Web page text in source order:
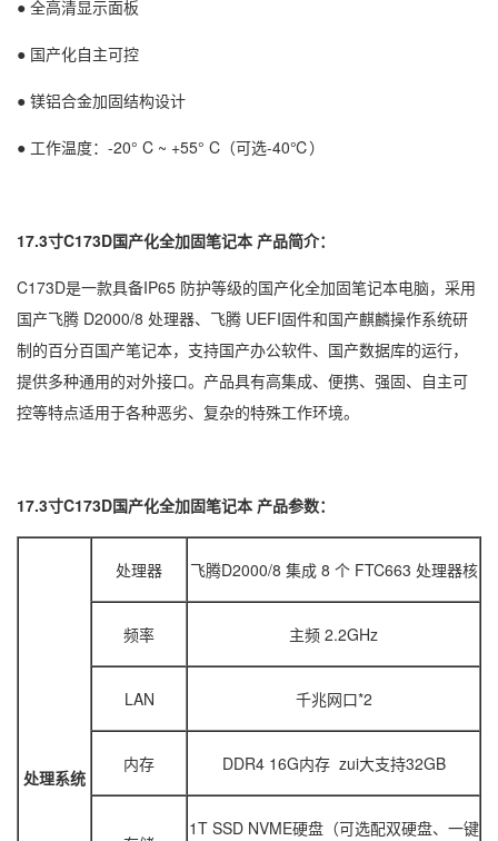
● 全高清显示面板
● 国产化自主可控
● 镁铝合金加固结构设计
● 工作温度：-20° C ~ +55° C（可选-40℃）
17.3寸C173D国产化全加固笔记本 产品简介：
C173D是一款具备IP65 防护等级的国产化全加固笔记本电脑，采用
国产飞腾 D2000/8 处理器、飞腾 UEFI固件和国产麒麟操作系统研
制的百分百国产笔记本，支持国产办公软件、国产数据库的运行，
提供多种通用的对外接口。产品具有高集成、便携、强固、自主可
控等特点适用于各种恶劣、复杂的特殊工作环境。
17.3寸C173D国产化全加固笔记本 产品参数：
处理系统
处理器 飞腾D2000/8 集成 8 个 FTC663 处理器核
频率 主频 2.2GHz
LAN 千兆网口*2
内存 DDR4 16G内存 zui大支持32GB
1T SSD NVME硬盘（可选配双硬盘、一键